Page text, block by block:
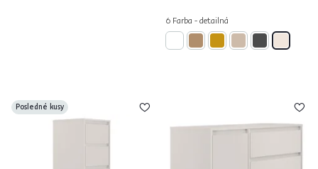
6 Farba - detailná
Posledné kusy